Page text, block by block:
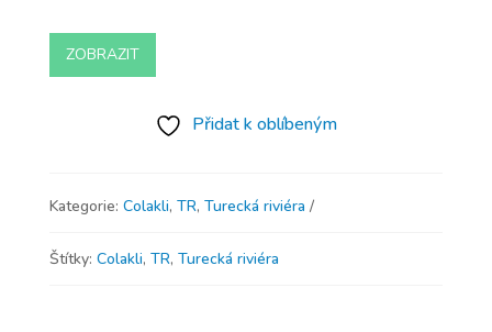
ZOBRAZIT
Přidat k oblíbeným
Kategorie: Colakli, TR, Turecká riviéra
Štítky: Colakli, TR, Turecká riviéra